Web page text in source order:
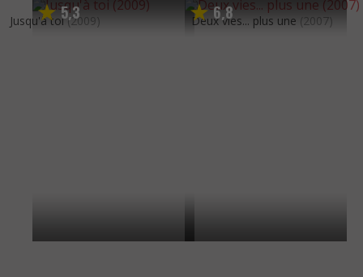
5,3
Jusqu'à toi (2009) 6,8
Deux vies... plus une (2007)